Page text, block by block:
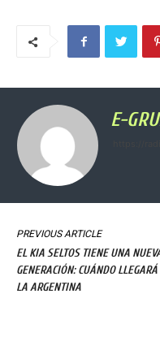
E-
PREVIOUS ARTICLE
EL KIA SELTOS TIENE UNA
GENERACIÓN: CUÁNDO
LA ARGENTINA